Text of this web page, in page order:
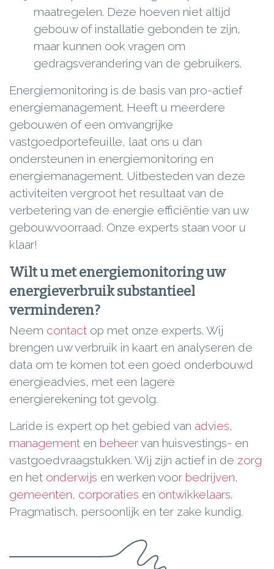
maatregelen. Deze hoeven niet altijd
gebouw of installatie gebonden te zijn,
maar kunnen ook vragen om
gedragsverandering van de gebruikers.
Energiemonitoring is de basis van pro-actief
energiemanagement. Heeft u meerdere
gebouwen of een omvangrijke
vastgoedportefeuille, laat ons u dan
ondersteunen in energiemonitoring en
energiemanagement. Uitbesteden van deze
activiteiten vergroot het resultaat van de
verbetering van de energie efficiëntie van uw
gebouwvoorraad. Onze experts staan voor u
klaar!
Wilt u met energiemonitoring uw
energieverbruik substantieel
verminderen?
Neem contact op met onze experts. Wij
brengen uw verbruik in kaart en analyseren de
data om te komen tot een goed onderbouwd
energieadvies, met een lagere
energierekening tot gevolg.
Laride is expert op het gebied van advies,
management en beheervan huisvestings- en
vastgoedvraagstukken. Wij zijn actief in de zorg
en het onderwijs en werken voor bedrijven,
gemeenten, corporaties en ontwikkelaars.
Pragmatisch, persoonlijk en ter zake kundig.